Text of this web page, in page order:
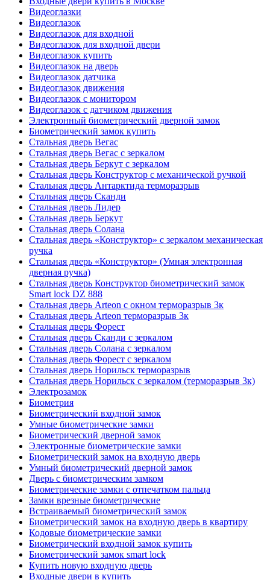
Видеоглазки
Видеоглазок
Видеоглазок для входной
Видеоглазок для входной двери
Видеоглазок купить
Видеоглазок на дверь
Видеоглазок датчика
Видеоглазок движения
Видеоглазок с монитором
Видеоглазок с датчиком движения
Электронный биометрический дверной замок
Биометрический замок купить
Стальная дверь Вегас
Стальная дверь Вегас с зеркалом
Стальная дверь Беркут с зеркалом
Стальная дверь Конструктор с механической ручкой
Стальная дверь Антарктида терморазрыв
Стальная дверь Сканди
Стальная дверь Лидер
Стальная дверь Беркут
Стальная дверь Солана
Стальная дверь «Конструктор» с зеркалом механическая
ручка
Стальная дверь «Конструктор» (Умная электронная
дверная ручка)
Стальная дверь Конструктор биометрический замок
Smart lock DZ 888
Стальная дверь Arteon с окном терморазрыв 3к
Стальная дверь Arteon терморазрыв 3к
Стальная дверь Форест
Стальная дверь Сканди с зеркалом
Стальная дверь Солана с зеркалом
Стальная дверь Форест с зеркалом
Стальная дверь Норильск терморазрыв
Стальная дверь Норильск с зеркалом (терморазрыв 3к)
Электрозамок
Биометрия
Биометрический входной замок
Умные биометрические замки
Биометрический дверной замок
Электронные биометрические замки
Биометрический замок на входную дверь
Умный биометрический дверной замок
Дверь с биометрическим замком
Биометрические замки с отпечатком пальца
Замки врезные биометрические
Встраиваемый биометрический замок
Биометрический замок на входную дверь в квартиру
Кодовые биометрические замки
Биометрический входной замок купить
Биометрический замок smart lock
Купить новую входную дверь
Входные двери в купить